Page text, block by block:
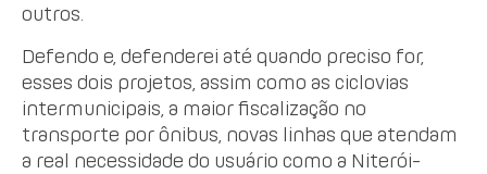
outros.
Defendo e, defenderei até quando preciso for,
esses dois projetos, assim como as ciclovias
intermunicipais, a maior fiscalização no
transporte por ônibus, novas linhas que atendam
a real necessidade do usuário como a Niterói-